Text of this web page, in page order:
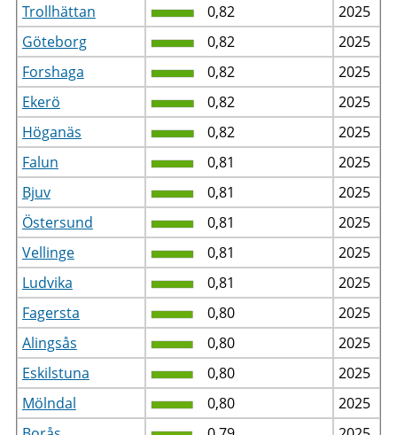
Trollhättan
0,82
2025
Göteborg
0,82
2025
Forshaga
0,82
2025
Ekerö
0,82
2025
Höganäs
0,82
2025
Falun
0,81
2025
Bjuv
0,81
2025
Östersund
0,81
2025
Vellinge
0,81
2025
Ludvika
0,81
2025
Fagersta
0,80
2025
Alingsås
0,80
2025
Eskilstuna
0,80
2025
Mölndal
0,80
2025